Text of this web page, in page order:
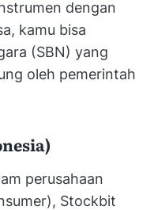
dengan
kamu bisa
(SBN) yang
oleh pemerintah
perusahaan
Stockbit